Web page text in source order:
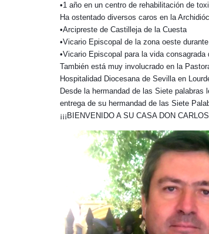
•1 año en un centro de rehabilitación de
Ha ostentado diversos caros en la
•Arcipreste de Castilleja de la Cuesta
•Vicario Episcopal de la zona oeste
•Vicario Episcopal para la vida consagrada
También está muy involucrado en la
Hospitalidad Diocesana de Sevilla en
Desde la hermandad de las Siete
entrega de su hermandad de las Siete
¡¡¡BIENVENIDO A SU CASA DON